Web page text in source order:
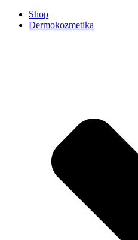
Shop
Dermokozmetika